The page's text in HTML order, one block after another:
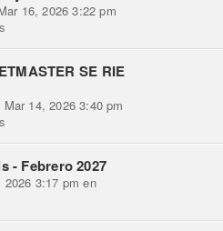
16, 2026 3:22 pm
SE RIE
Mar 14, 2026 3:40 pm
- Febrero 2027
3:17 pm en